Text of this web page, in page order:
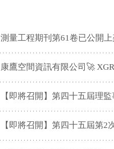
測量工程期刊第61卷已公開
康鷹空間資訊有限公司🚀
【即將召開】第四十五屆理
【即將召開】第四十五屆第